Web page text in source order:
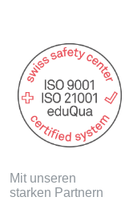
Mit unseren
starken Partnern